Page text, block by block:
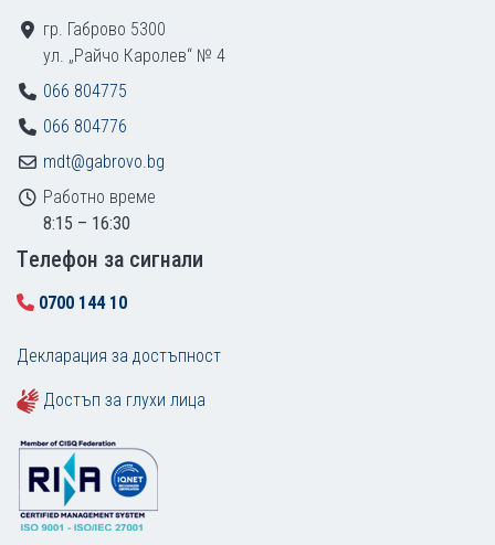
гр. Габрово 5300
ул. „Райчо Каролев“ № 4
066 804775
066 804776
mdt@gabrovo.bg
Работно време
8:15 – 16:30
Tелефон за сигнали
0700 144 10
Декларация за достъпност
Достъп за глухи лица